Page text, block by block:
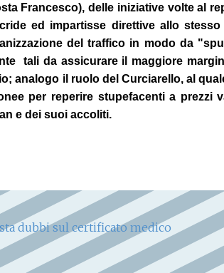
Francesco), delle iniziative volte al
ed impartisse direttive allo
del traffico in modo da
tali da assicurare il maggiore
analogo il ruolo del Curciarello, al
per reperire stupefacenti a prezzi
e dei suoi accoliti.
dubbi sul certificato medico